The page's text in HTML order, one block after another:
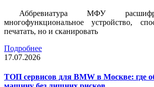
Аббревиатура МФУ
многофункциональное устройство,
печатать, но и сканировать
Подробнее
17.07.2026
ТОП сервисов для BMW в Москве: где